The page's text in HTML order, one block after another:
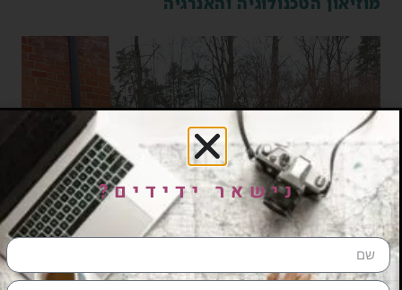
נישאר ידידים?